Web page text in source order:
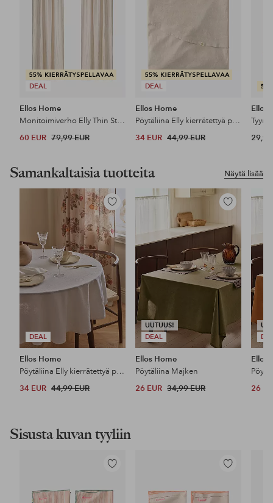
DEAL
Ellos Home
Monitoimiverho Elly Thin Stripe kierrätettyä puoli pellavaa 2 kpl
60 EUR 79,99 EUR
DEAL
Ellos Home
Pöytäliina Elly kierrätettyä puoli pellavaa Ø 150 cm
34 EUR 44,99 EUR
Ellos
29,99
Näytä lisää
Samankaltaisia tuotteita
DEAL
Lisää
suosikkeihin
Ellos Home
Pöytäliina Elly kierrätettyä puoli pellavaa Ø 150 cm
34 EUR 44,99 EUR
UUTUUS!
DEAL
Lisää
Ellos Home
Pöytäliina Majken
26 EUR 34,99 EUR
Ellos
26
Sisusta kuvan tyyliin
Lisää
Lisää